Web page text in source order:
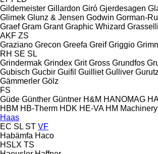
Gildemeister Gillardon Giró Gjerdesagen
Glimek Glunz & Jensen Godwin Gorman-
Graef Gram Grant Graphic Whizard Grasselli
AKF ZS
Graziano Grecon Greefa Greif Griggio
RH SE SL
Grindermak Grindex Grit Gross Grundfos
Gubisch Gucbir Guifil Guilliet Gulliver
Gämmerler Gölz
FS
Güde Günther Güntner H&M HANOMAG
HBM HB‑Therm HDK HE-VA HM Machinery
Haas
EC SL ST VF
Habämfa Haco
HSLX TS